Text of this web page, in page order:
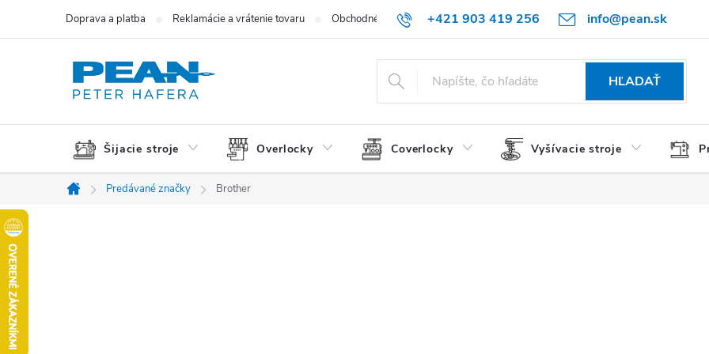
+421 903 419 256 info@pean.sk
Doprava a platba Reklamácie a vrátenie tovaru Obchodné podmienky Podmienky ochrany osobných údajov O nás
HĽADAŤ
Šijacie stroje Overlocky Coverlocky Vyšívacie stroje
Domov
Predávané značky Brother